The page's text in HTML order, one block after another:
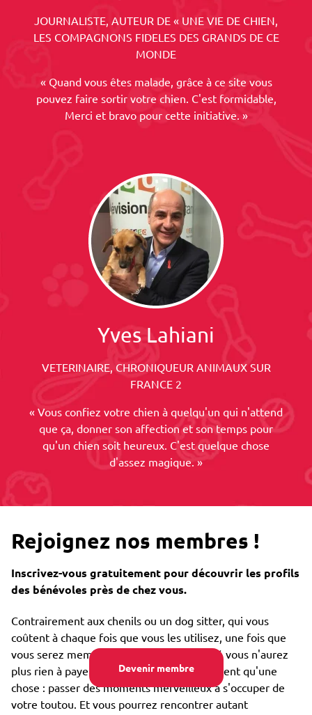
Devenir membre
JOURNALISTE, AUTEUR DE « UNE VIE DE CHIEN,
LES COMPAGNONS FIDELES DES GRANDS DE CE
MONDE
« Quand vous êtes malade, grâce à ce site vous
pouvez faire sortir votre chien. C'est formidable,
Merci et bravo pour cette initiative. »
Yves Lahiani
VETERINAIRE, CHRONIQUEUR ANIMAUX SUR
FRANCE 2
« Vous confiez votre chien à quelqu'un qui n'attend
que ça, donner son affection et son temps pour
qu'un chien soit heureux. C'est quelque chose
d'assez magique. »
Rejoignez nos membres !
Inscrivez-vous gratuitement pour découvrir les profils
des bénévoles près de chez vous.
Contrairement aux chenils ou un dog sitter, qui vous
coûtent à chaque fois que vous les utilisez, une fois que
vous serez membre de notre communauté vous n'aurez
plus rien à payer. Nos emprunteurs ne veulent qu'une
chose : passer des moments merveilleux à s'occuper de
votre toutou. Et vous pourrez rencontrer autant